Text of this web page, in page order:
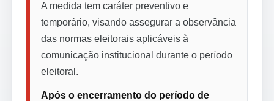
A medida tem caráter preventivo e
temporário, visando assegurar a observância
das normas eleitorais aplicáveis à
comunicação institucional durante o período
eleitoral.
Após o encerramento do período de